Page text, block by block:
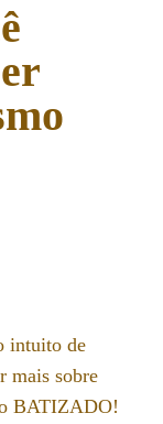
intuito de
mais sobre
BATIZADO!